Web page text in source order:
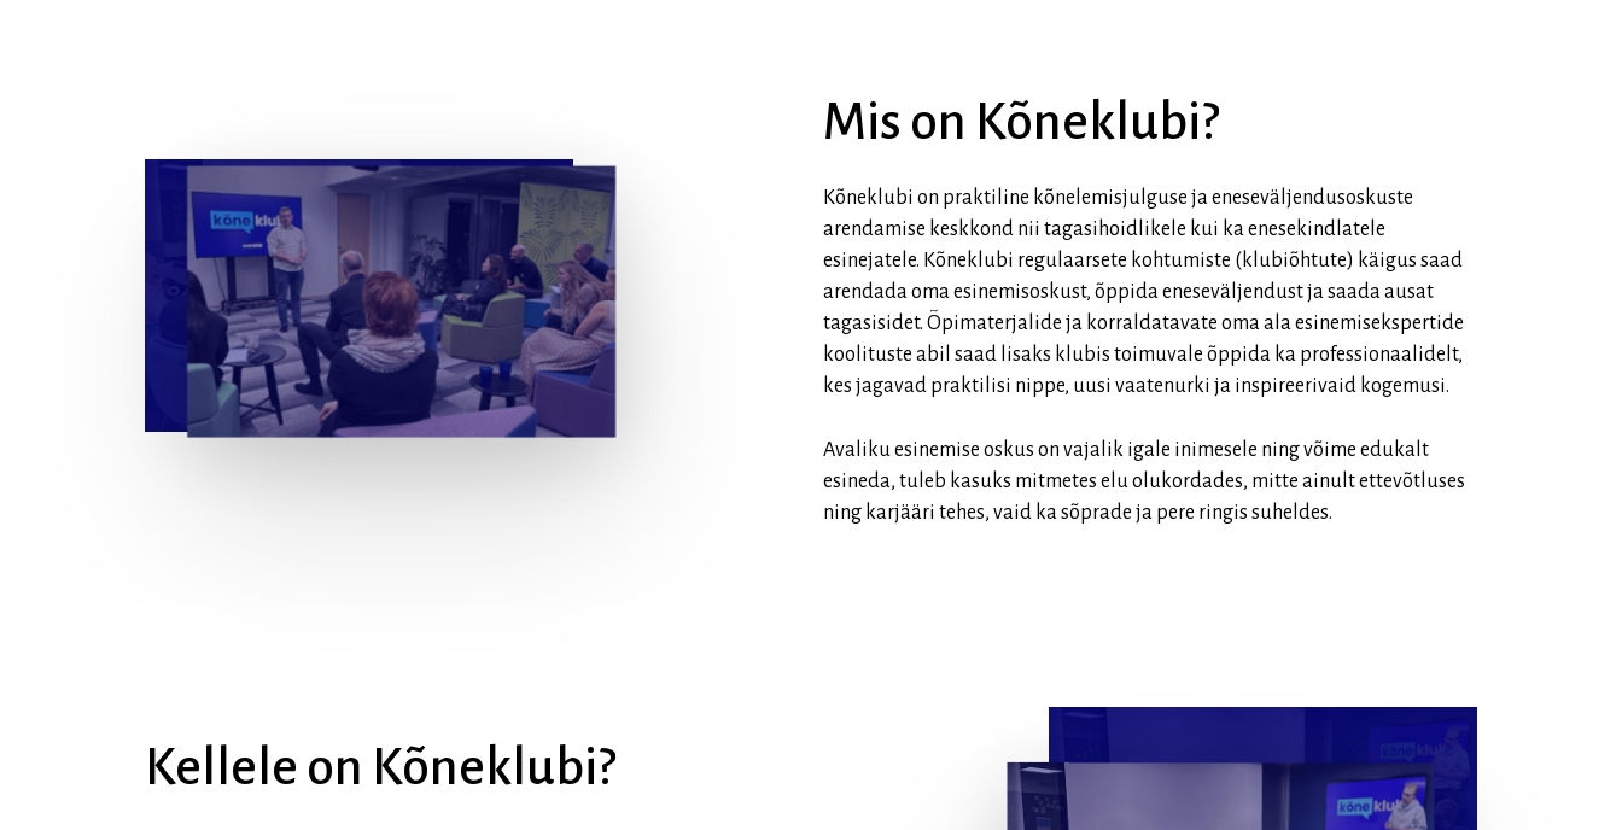
Mis on Kõneklubi?
Kõneklubi on praktiline kõnelemisjulguse ja eneseväljendusoskuste
arendamise keskkond nii tagasihoidlikele kui ka enesekindlatele
esinejatele. Kõneklubi regulaarsete kohtumiste (klubiõhtute) käigus saad
arendada oma esinemisoskust, õppida eneseväljendust ja saada ausat
tagasisidet. Õpimaterjalide ja korraldatavate oma ala esinemisekspertide
koolituste abil saad lisaks klubis toimuvale õppida ka professionaalidelt,
kes jagavad praktilisi nippe, uusi vaatenurki ja inspireerivaid kogemusi.
Avaliku esinemise oskus on vajalik igale inimesele ning võime edukalt
esineda, tuleb kasuks mitmetes elu olukordades, mitte ainult ettevõtluses
ning karjääri tehes, vaid ka sõprade ja pere ringis suheldes.
Kellele on Kõneklubi?